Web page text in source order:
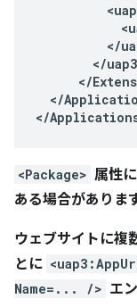
</
<Package> 属性に
ある場合があります
ウェブサイトに複
とに
Name=... /> エ